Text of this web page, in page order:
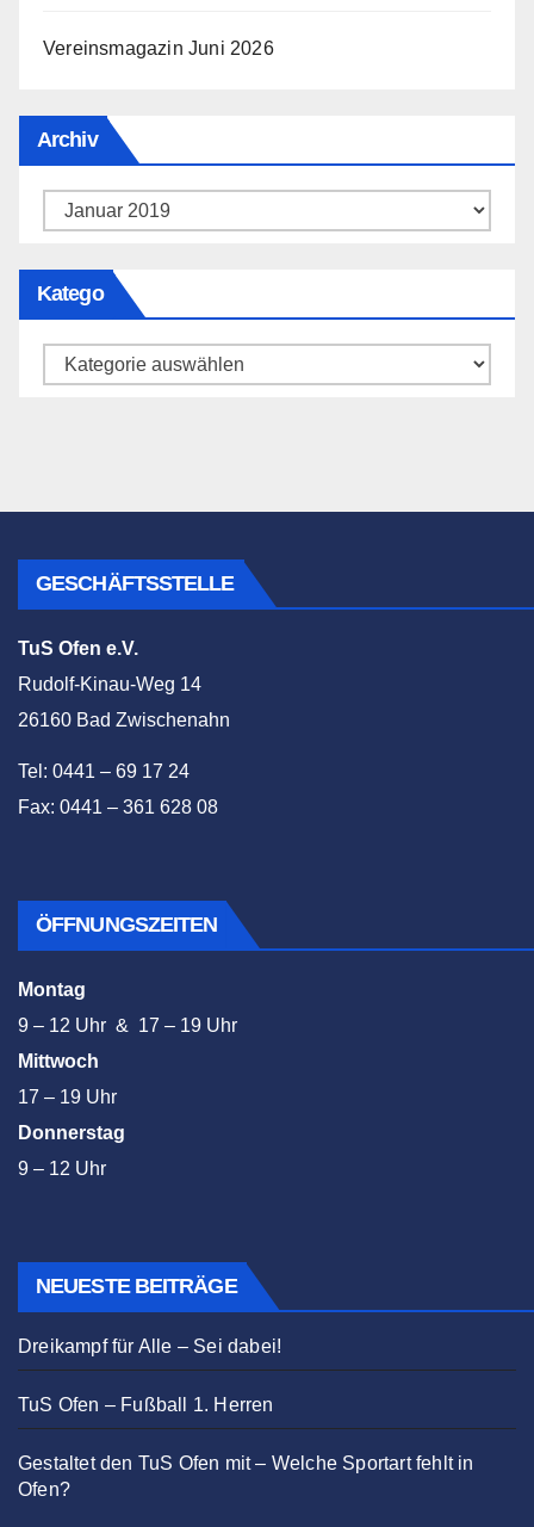
Vereinsmagazin Juni 2026
Archiv
Archiv
Katego
Katego
GESCHÄFTSSTELLE
TuS Ofen e.V.
Rudolf-Kinau-Weg 14
26160 Bad Zwischenahn
Tel: 0441 – 69 17 24
Fax: 0441 – 361 628 08
ÖFFNUNGSZEITEN
Montag
9 – 12 Uhr & 17 – 19 Uhr
Mittwoch
17 – 19 Uhr
Donnerstag
9 – 12 Uhr
NEUESTE BEITRÄGE
Dreikampf für Alle – Sei dabei!
TuS Ofen – Fußball 1. Herren
Gestaltet den TuS Ofen mit – Welche Sportart fehlt in
Ofen?